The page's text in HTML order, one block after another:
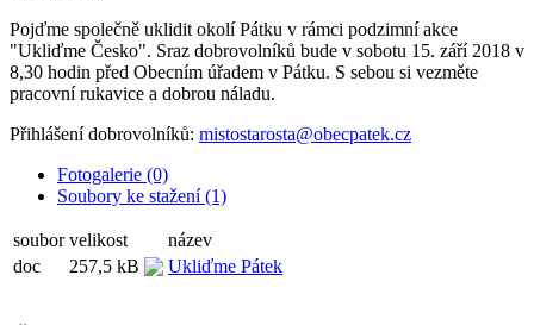
Pojďme společně uklidit okolí Pátku v rámci podzimní akce
"Ukliďme Česko". Sraz dobrovolníků bude v sobotu 15. září 2018 v
8,30 hodin před Obecním úřadem v Pátku. S sebou si vezměte
pracovní rukavice a dobrou náladu.
Přihlášení dobrovolníků: mistostarosta@obecpatek.cz
Fotogalerie (0)
Soubory ke stažení (1)
soubor velikost
název
doc
257,5 kB Ukliďme Pátek